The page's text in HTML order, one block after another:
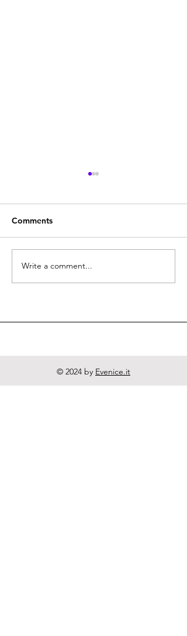
Quodlibeta Cartesiana
Comments
Write a comment...
© 2024 by Evenice.it